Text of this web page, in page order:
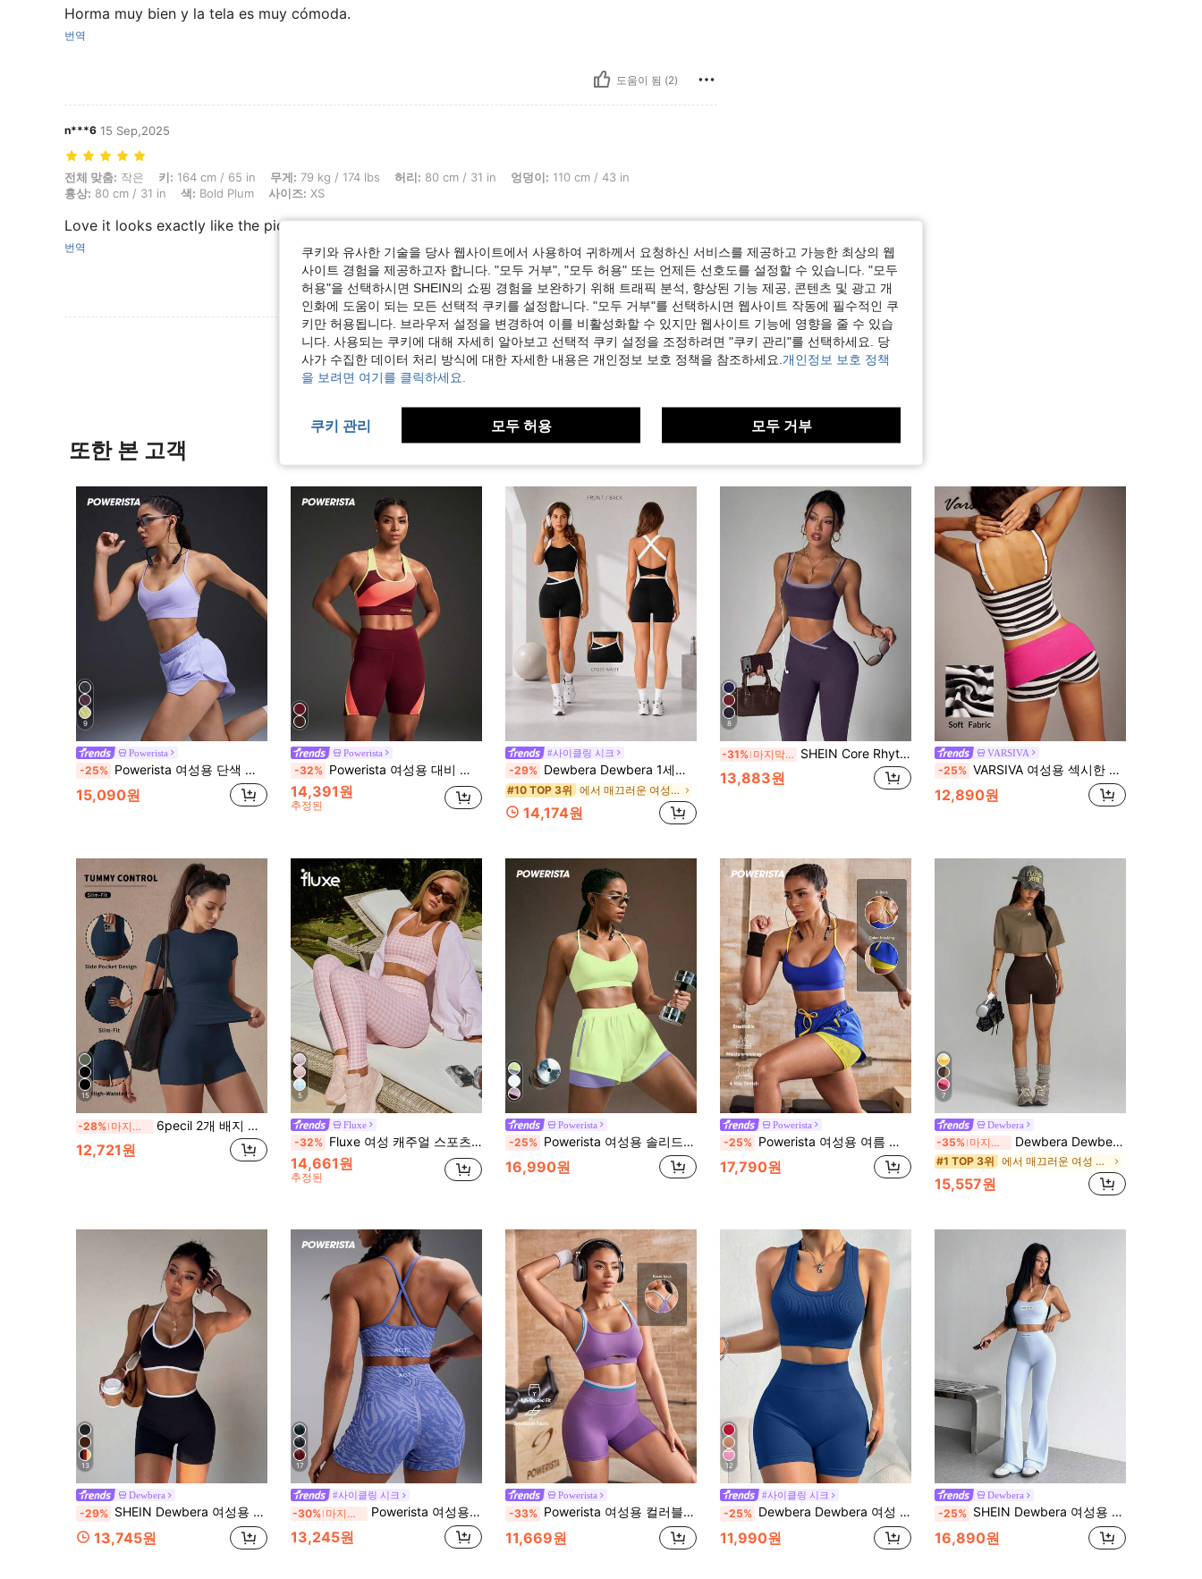
Horma muy bien y la tela es muy cómoda.
번역
도움이 됨 (2)
n***6 15 Sep,2025
전체 맞춤: 작은, 키: 164 cm / 65 in, 무게: 79 kg / 174 lbs, 허리: 80 cm / 31 in, 엉덩이: 110 cm / 43 in, 흉상: 80 cm / 31 in, 색: Bold Plum, 사이즈: XS
전체 맞춤: 작은 키: 164 cm / 65 in 무게: 79 kg / 174 lbs 허리: 80 cm / 31 in 엉덩이: 110 cm / 43 in
흉상: 80 cm / 31 in 색: Bold Plum 사이즈: XS
Love it looks exactly like the picture
번역
도움이 됨 (1)
리뷰 더 보기
또한 본 고객
9
Powerista
-25% Powerista 여성용 단색 홀터 크리스 크로스 탑 및 탄성 허리 반바지 캐주얼 일상 야외 운동 스포츠 세트
15,090원
Powerista
-32% Powerista 여성용 대비 색상 캐미솔 및 반바지 스포츠 세트 여성용 운동 세트 여성용 운동복 여성용 운동복 세트 여성용 여름 2피스 세트 운동 상의 여성용 컬러 블로킹 디자인
14,391원
추정된
#사이클링 시크
-29% Dewbera Dewbera 1세트 여성 블랙 대비 컬러 크로스 백 스포츠 세트, 하이 웨이스트 리프팅 피트니스 요가 2피스 슈트, 부드럽고 편안한 착용감, 운동, 달리기, 캐주얼, 요가에 적합
#10 TOP 3위 에서 매끄러운 여성 스포츠 세트
14,174원
8
-31% 마지막 3일 SHEIN Core Rhythm 심리스 고탄성 여성 피트니스 캐주얼 데일리 스포츠 허리 보정 힙업 세트
13,883원
VARSIVA
-25% VARSIVA 여성용 섹시한 레터 스트라이프 프린트 크롭 캐미솔 및 대비색 반바지 2피스 세트
12,890원
15
-28% 마지막 3일 6pecil 2개 배지 블루 스포츠 세트, 솔리드 컬러 크루넥 티셔츠 & 포켓이 있는 하이웨스트 스포츠 반바지, 비침 없는 복부 압박 러닝 피트니스 여성복, 애슬레저
12,721원
5
Fluxe
-32% Fluxe 여성 캐주얼 스포츠 체크무늬 프린트 탱크탑 & 팬츠 세트
14,661원
추정된
Powerista
-25% Powerista 여성용 솔리드 컬러 홀터 탑 및 반바지 캐주얼 일상 스포츠 세트
16,990원
Powerista
-25% Powerista 여성용 여름 짐 및 운동용 솔리드 네이비 블루와 옐로우 컬러블록 크롭 캐미솔 탑 및 반바지 스포츠 세트 – 통기성 있는 소재
17,790원
7
Dewbera
-35% 마지막 3일 Dewbera Dewbera 1세트 블랙 반팔 재킷, 심리스 블랙 브라, 반바지
#1 TOP 3위 에서 매끄러운 여성 스포츠 세트
15,557원
13
Dewbera
-29% SHEIN Dewbera 여성용 심리스 요가 스포츠 세트
13,745원
17
#사이클링 시크
-30% 마지막 3일 Powerista 여성용 스파게티 스트랩 디테일 미니멀리스트 탑과 쇼츠 스포츠 세트 운동복 세트
13,245원
Powerista
-33% Powerista 여성용 컬러블록 트림 탱크탑 및 반바지 스포츠 세트
11,669원
12
#사이클링 시크
-25% Dewbera Dewbera 여성 미니멀리스트 솔리드 컬러 골지 니트 레이서백 크롭 탑 및 하이 웨이스트 사이클링 쇼츠 스포츠 세트, 여름
11,990원
Dewbera
-25% SHEIN Dewbera 여성용 레터 프린트 캐미솔 탱크탑 및 플레어 팬츠 스포츠 세트
16,890원
쿠키와 유사한 기술을 당사 웹사이트에서 사용하여 귀하께서 요청하신 서비스를 제공하고 가능한 최상의 웹
사이트 경험을 제공하고자 합니다. "모두 거부", "모두 허용" 또는 언제든 선호도를 설정할 수 있습니다. "모두
허용"을 선택하시면 SHEIN의 쇼핑 경험을 보완하기 위해 트래픽 분석, 향상된 기능 제공, 콘텐츠 및 광고 개
인화에 도움이 되는 모든 선택적 쿠키를 설정합니다. "모두 거부"를 선택하시면 웹사이트 작동에 필수적인 쿠
키만 허용됩니다. 브라우저 설정을 변경하여 이를 비활성화할 수 있지만 웹사이트 기능에 영향을 줄 수 있습
니다. 사용되는 쿠키에 대해 자세히 알아보고 선택적 쿠키 설정을 조정하려면 "쿠키 관리"를 선택하세요. 당
사가 수집한 데이터 처리 방식에 대한 자세한 내용은 개인정보 보호 정책을 참조하세요. 개인정보 보호 정책
을 보려면 여기를 클릭하세요.
쿠키 관리 모두 허용 모두 거부